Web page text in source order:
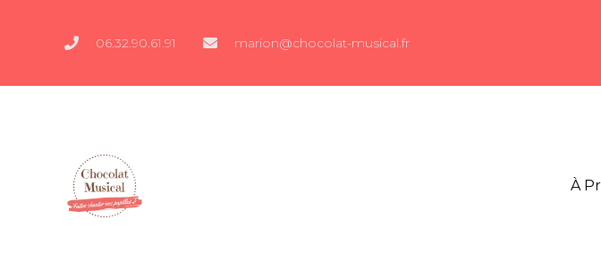
06.32.90.61.91 marion@chocolat-musical.fr
À